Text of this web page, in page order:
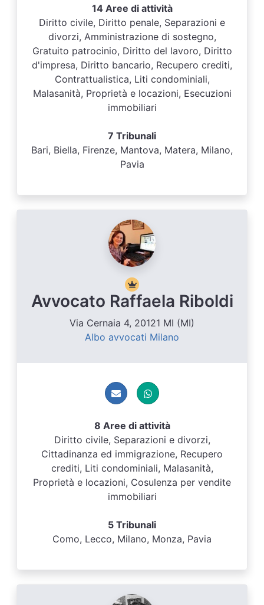
14 Aree di attività
Diritto civile, Diritto penale, Separazioni e
divorzi, Amministrazione di sostegno,
Gratuito patrocinio, Diritto del lavoro, Diritto
d'impresa, Diritto bancario, Recupero crediti,
Contrattualistica, Liti condominiali,
Malasanità, Proprietà e locazioni, Esecuzioni
immobiliari
7 Tribunali
Bari, Biella, Firenze, Mantova, Matera, Milano,
Pavia
Avvocato Raffaela Riboldi
Via Cernaia 4, 20121 MI (MI)
Albo avvocati Milano
8 Aree di attività
Diritto civile, Separazioni e divorzi,
Cittadinanza ed immigrazione, Recupero
crediti, Liti condominiali, Malasanità,
Proprietà e locazioni, Cosulenza per vendite
immobiliari
5 Tribunali
Como, Lecco, Milano, Monza, Pavia